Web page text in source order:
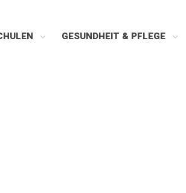
GESUNDHEIT & PFLEGE